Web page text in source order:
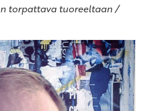
torpattava tuoreeltaan /